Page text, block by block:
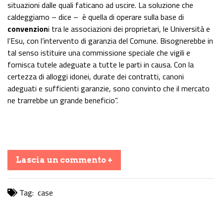
situazioni dalle quali faticano ad uscire. La soluzione che
caldeggiamo – dice – è quella di operare sulla base di
convenzioni tra le associazioni dei proprietari, le Università e
l’Esu, con l’intervento di garanzia del Comune. Bisognerebbe in
tal senso istituire una commissione speciale che vigili e
fornisca tutele adeguate a tutte le parti in causa. Con la
certezza di alloggi idonei, durate dei contratti, canoni
adeguati e sufficienti garanzie, sono convinto che il mercato
ne trarrebbe un grande beneficio”.
Lascia un commento +
Tag: case